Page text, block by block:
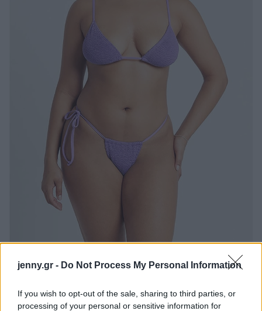
jenny.gr - Do Not Process My Personal Information
If you wish to opt-out of the sale, sharing to third parties, or
processing of your personal or sensitive information for